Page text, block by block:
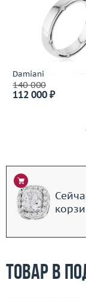
Damiani
140 000
112 000 ₽
Товар в